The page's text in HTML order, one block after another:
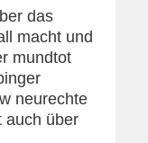
das
macht und
mundtot
neurechte
auch über